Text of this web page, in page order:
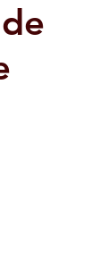
Teima